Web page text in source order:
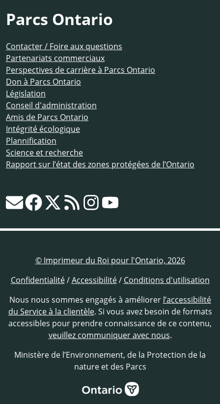
Parcs Ontario
Contacter / Foire aux questions
Partenariats commerciaux
Perspectives de carrière à Parcs Ontario
Don à Parcs Ontario
Législation
Conseil d'administration
Amis de Parcs Ontario
Intégrité écologique
Plannification
Science et recherche
Rapport sur l’état des zones protégées de l’Ontario
© Imprimeur du Roi pour l'Ontario, 2026
Confidentialité/Accessibilité/ Conditions d'utilisation
Nous nous sommes engagés à améliorer l’accessibilité
du Service à la clientèle. Si vous avez besoin de formats
accessibles pour prendre connaissance de ce contenu,
veuillez communiquer avec nous.
Ministère de l’Environnement, de la Protection de la
nature et des Parcs